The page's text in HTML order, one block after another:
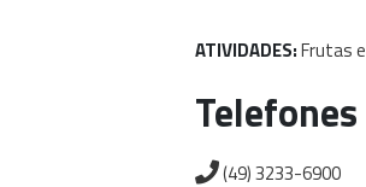
ATIVIDADES:Frutase
Telefones
(49) 3233-6900